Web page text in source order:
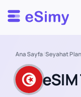
Esimy
Ana Sayfa/Seyahat